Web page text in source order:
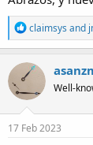
R
e
a
c
t
i
o
n
s
claimsys and
Well-
17 Feb 2023